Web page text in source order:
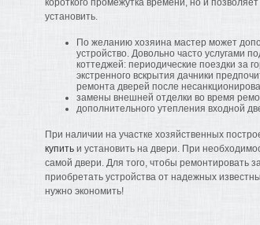
короткого промежутка времени, но и
установить.
По желанию хозяина мастер может
устройство. Довольно часто услугами
коттеджей: периодические поездки за
экстренного вскрытия дачники
ремонта дверей после
замены внешней отделки во время
дополнительного утепления входной
При наличии на участке хозяйственных
купить и установить на двери. При
самой двери. Для того, чтобы ремонтировать
приобретать устройства от надежных
нужно экономить!